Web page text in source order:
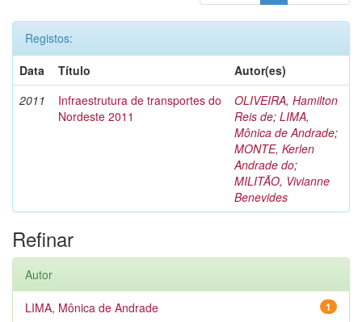
Registos:
Data
Título
Autor(es)
2011
Infraestrutura de transportes do
Nordeste 2011
OLIVEIRA, Hamilton
Reis de; LIMA,
Mônica de Andrade;
MONTE, Kerlen
Andrade do;
MILITÃO, Vivianne
Benevides
Refinar
Autor
1
LIMA, Mônica de Andrade